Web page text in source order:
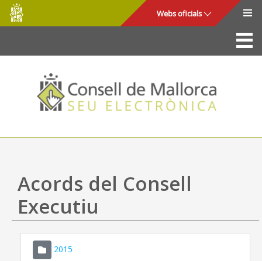
Salta al contingut principal
Consell
de
Mallorca
Webs oficials
La Seu
Consell de Mallorca
Accés i seguretat
Utilitats
Ajuda
Acords del Consell
Executiu
2015